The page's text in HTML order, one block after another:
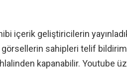
içerik geliştiricilerin
sahipleri telif
kapanabilir. Youtube